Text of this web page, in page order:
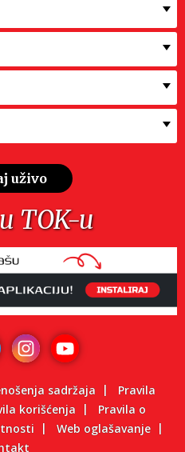
uživo
TOK-u
sadržaja
Pravila
korišćenja
Pravila o
Web oglašavanje